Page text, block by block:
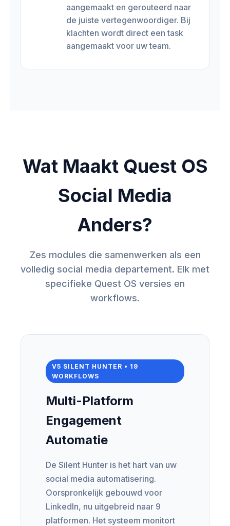
aangemaakt en gerouteerd naar
de juiste vertegenwoordiger. Bij
klachten wordt direct een task
aangemaakt voor uw team.
Wat Maakt Quest OS
Social Media
Anders?
Zes modules die samenwerken als een
volledig social media departement. Elk met
specifieke Quest OS versies en
workflows.
V5 SILENT HUNTER • 19
WORKFLOWS
Multi-Platform
Engagement
Automatie
De Silent Hunter is het hart van uw
social media automatisering.
Oorspronkelijk gebouwd voor
LinkedIn, nu uitgebreid naar 9
platformen. Het systeem monitort